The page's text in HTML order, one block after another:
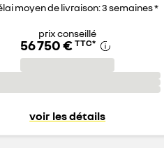
moyen de livraison: 3 semaines *
prix conseillé
56 750 € TTC*
voir les détails